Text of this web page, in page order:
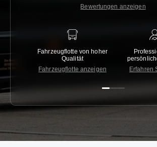
Bewertungen anzeigen
Fahrzeugflotte von hoher
Qualität
Fahrzeugflotte anzeigen
Erfahren